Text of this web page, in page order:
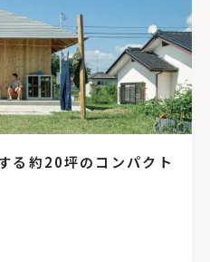
る約20坪のコンパクト